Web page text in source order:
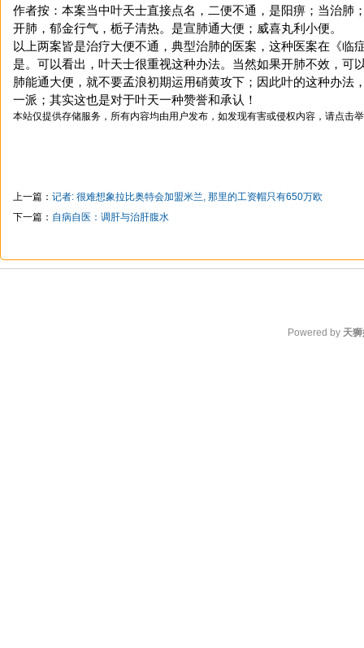
作者按：本案当中叶天士直接点名，二便不通，是阳痹；当治肺
开肺，郁金行气，栀子清热。是宣肺通大便；威喜丸利小便。
以上两案皆是治疗大便不通，典型治肺的医案，这种医案在《临
是。可以看出，叶天士很重视这种办法。当然如果开肺不效，可
肺能通大便，就不要孟浪初期运用硝黄攻下；因此叶的这种办法
一派；其实这也是对于叶天一种赞誉和承认！
本站仅提供存储服务，所有内容均由用户发布，如发现有害或侵权内容，请点击
上一篇： 记者: 很难想象拉比奥特会加盟米兰, 那里的工资帽只有650万欧
下一篇： 自病自医：调肝与治肝腹水
Powered by 天